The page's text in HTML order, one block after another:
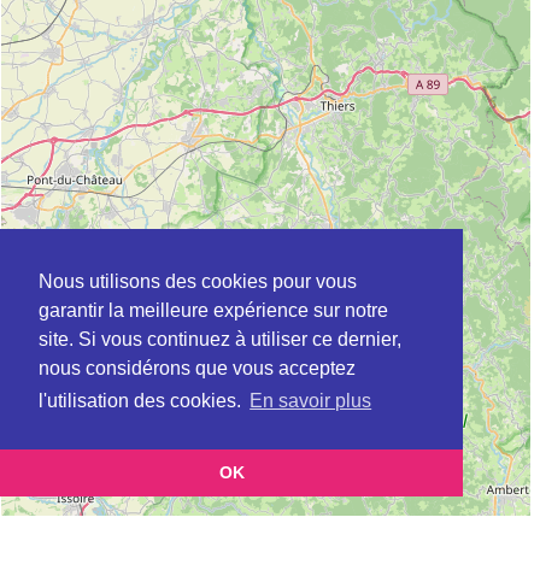
Nous utilisons des cookies pour vous
garantir la meilleure expérience sur notre
site. Si vous continuez à utiliser ce dernier,
nous considérons que vous acceptez
l'utilisation des cookies. En savoir plus
OK